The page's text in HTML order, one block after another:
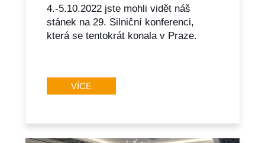
4.-5.10.2022 jste mohli vidět náš
stánek na 29. Silniční konferenci,
která se tentokrát konala v Praze.
VÍCE